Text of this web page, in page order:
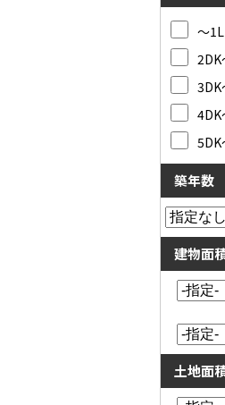
～
2DK
3DK
4DK
5DK
築年数
建物面
土地面